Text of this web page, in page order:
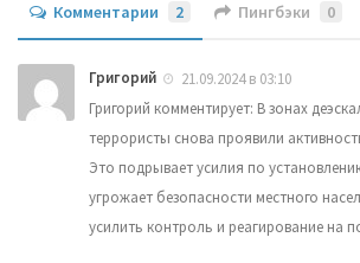
Комментарии 2 Пингбэки 0
Григорий
21.09.2024 в 03:10
Григорий комментирует: В зонах
террористы снова проявили
Это подрывает усилия по
угрожает безопасности местного
усилить контроль и реагирование на